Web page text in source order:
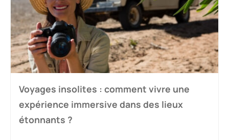
Voyages insolites : comment vivre une
expérience immersive dans des lieux
étonnants ?